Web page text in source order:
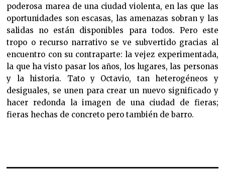
poderosa marea de una ciudad violenta, en las que las
oportunidades son escasas, las amenazas sobran y las
salidas no están disponibles para todos. Pero este
tropo o recurso narrativo se ve subvertido gracias al
encuentro con su contraparte: la vejez experimentada,
la que ha visto pasar los años, los lugares, las personas
y la historia. Tato y Octavio, tan heterogéneos y
desiguales, se unen para crear un nuevo significado y
hacer redonda la imagen de una ciudad de fieras;
fieras hechas de concreto pero también de barro.